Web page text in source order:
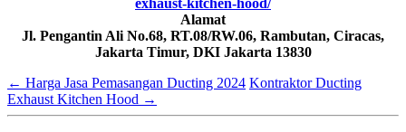
exhaust-kitchen-hood/
Alamat
Jl. Pengantin Ali No.68, RT.08/RW.06, Rambutan, Ciracas,
Jakarta Timur, DKI Jakarta 13830
← Harga Jasa Pemasangan Ducting 2024 Kontraktor Ducting
Exhaust Kitchen Hood →